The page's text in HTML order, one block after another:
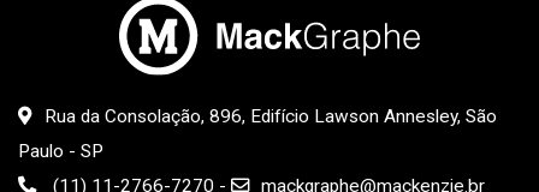
Rua da Consolação, 896, Edifício Lawson Annesley, São
Paulo - SP
(11) 11-2766-7270 - mackgraphe@mackenzie.br